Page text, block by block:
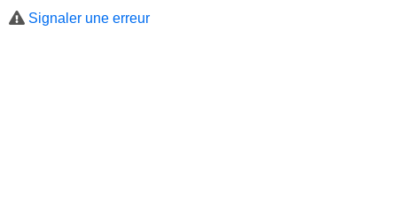
Signaler une erreur